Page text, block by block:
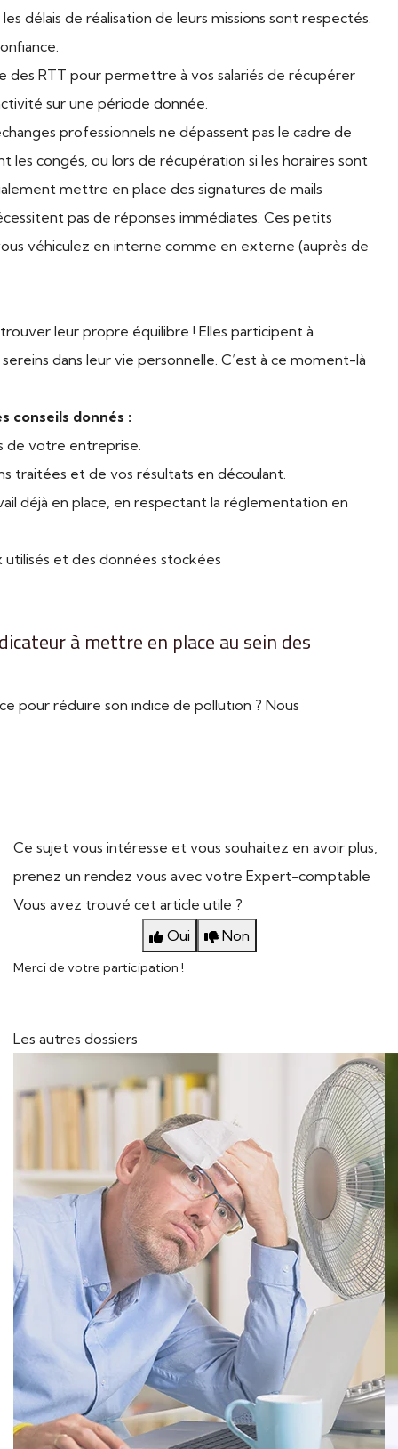
délais de réalisation de leurs missions sont respectés.
des RTT pour permettre à vos salariés de récupérer
sur une période donnée.
professionnels ne dépassent pas le cadre de
congés, ou lors de récupération si les horaires sont
mettre en place des signatures de mails
pas de réponses immédiates. Ces petits
véhiculez en interne comme en externe (auprès de
leur propre équilibre ! Elles participent à
dans leur vie personnelle. C’est à ce moment-là
conseils donnés :
de votre entreprise.
traitées et de vos résultats en découlant.
déjà en place, en respectant la réglementation en
et des données stockées
à mettre en place au sein des
pour réduire son indice de pollution ? Nous
Ce sujet vous intéresse et vous souhaitez en avoir plus,
prenez un rendez vous avec votre Expert-comptable
Vous avez trouvé cet article utile ?
Oui
Non
Merci de votre participation !
Les autres dossiers